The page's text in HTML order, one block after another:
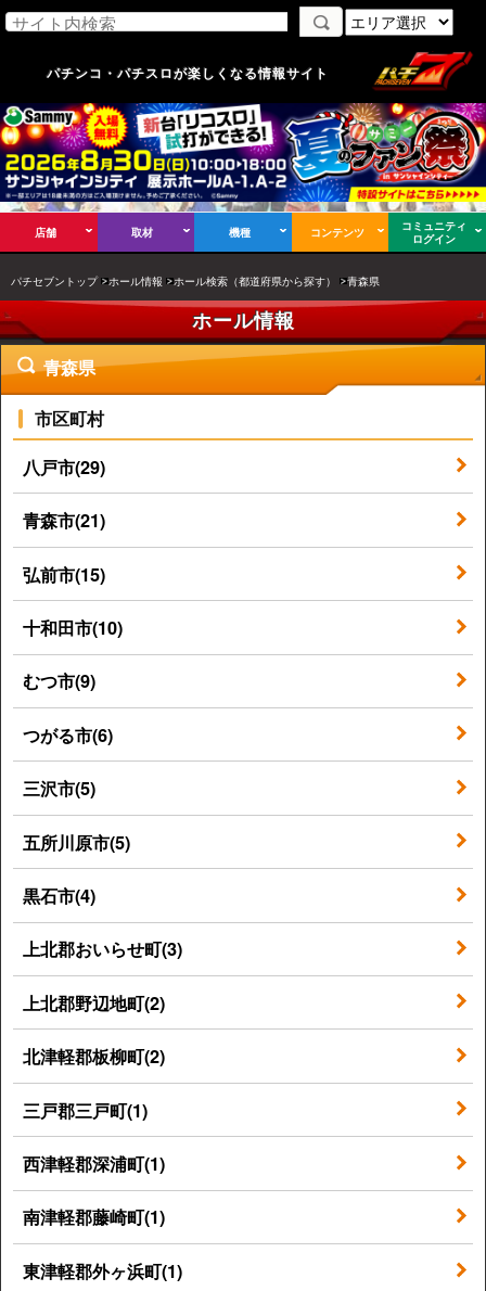
パチンコ・パチスロが楽しくなる情報サイト
店舗 取材 機種 コンテンツ
コミュニティ
ログイン
パチセブントップ ホール情報 ホール検索（都道府県から探す） 青森県
ホール情報
青森県
市区町村
八戸市(29)
青森市(21)
弘前市(15)
十和田市(10)
むつ市(9)
つがる市(6)
三沢市(5)
五所川原市(5)
黒石市(4)
上北郡おいらせ町(3)
上北郡野辺地町(2)
北津軽郡板柳町(2)
三戸郡三戸町(1)
西津軽郡深浦町(1)
南津軽郡藤崎町(1)
東津軽郡外ヶ浜町(1)